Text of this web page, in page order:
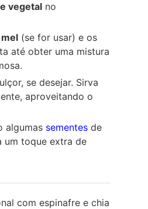
vegetal no
mel (se for usar) e os
até obter uma mistura
se desejar. Sirva
aproveitando o
algumas sementes de
um toque extra de
com espinafre e chia